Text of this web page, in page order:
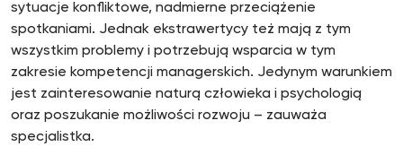
sytuacje konfliktowe, nadmierne przeciążenie
spotkaniami. Jednak ekstrawertycy też mają z tym
wszystkim problemy i potrzebują wsparcia w tym
zakresie kompetencji managerskich. Jedynym warunkiem
jest zainteresowanie naturą człowieka i psychologią
oraz poszukanie możliwości rozwoju – zauważa
specjalistka.